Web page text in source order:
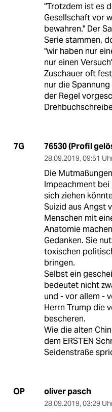
"Trotzdem ist es
Gesellschaft vor
bewahren." Der
Serie stammen,
"wir haben nur
nur einen
Zuschauer oft
nur die
der Regel
7G 76530 (Profil
28.09.2019, 09:51
Die
Impeachment
sich ziehen
Suizid aus Angst
Menschen mit
Anatomie
Gedanken. Sie
toxischen
bringen.
Selbst ein
bedeutet nicht
und - vor allem -
Herrn Trump die
bescheren.
Wie die alten
dem ERSTEN
Seidenstraße
OP oliver pasch
28.09.2019, 03:29